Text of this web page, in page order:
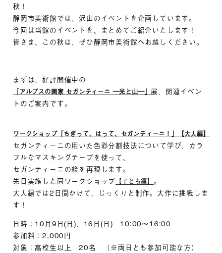
秋！
静岡市美術館では、沢山のイベントを企画しています。
今回は当館のイベントを、まとめてご紹介いたします！
皆さま、この秋は、ぜひ静岡市美術館へお越しください。
まずは、好評開催中の
「アルプスの画家 セガンティーニ ―光と山―」 展、関連イベン
トのご案内です。
ワークショップ「ちぎって、はって、セガンティーニ！」【大人編】
セガンティーニの用いた色彩分割技法について学び、カラ
フルなマスキングテープを使って、
セガンティーニの絵を再現します。
先日実施した同ワークショップ 【子ども編】。
大人編では2日間かけて、じっくりと制作。大作に挑戦しま
す！
日時：10月9日(日)、16日(日) 10:00～16:00
参加料：2,000円
対象：高校生以上 20名 （※両日とも参加可能な方）